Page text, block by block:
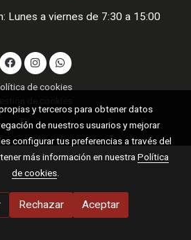
Lunes a viernes de 7:30 a 15:00
de cookies
y terceros para obtener datos
de nuestros usuarios y mejorar
configurar tus preferencias a través del
más información en nuestra Política
de cookies.
Rechazar Aceptar